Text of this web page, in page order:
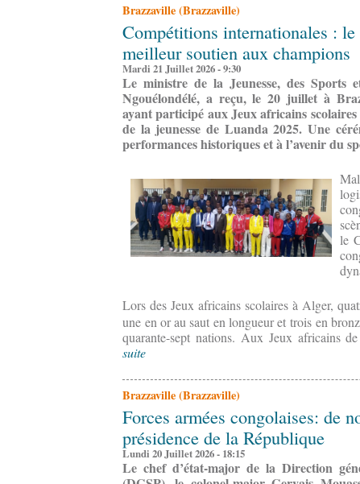
Brazzaville (Brazzaville)
Compétitions internationales :
meilleur soutien aux champions
Mardi 21 Juillet 2026 - 9:30
Le ministre de la Jeunesse, des Sports
Ngouélondélé, a reçu, le 20 juillet à
ayant participé aux Jeux africains
de la jeunesse de Luanda 2025. Une
performances historiques et à l’avenir du
le
Lors des Jeux africains scolaires à Alger,
une en or au saut en longueur et trois en
quarante-sept nations. Aux Jeux africains
suite
Brazzaville (Brazzaville)
Forces armées congolaises: de
présidence de la République
Lundi 20 Juillet 2026 - 18:15
Le chef d’état-major de la Direction